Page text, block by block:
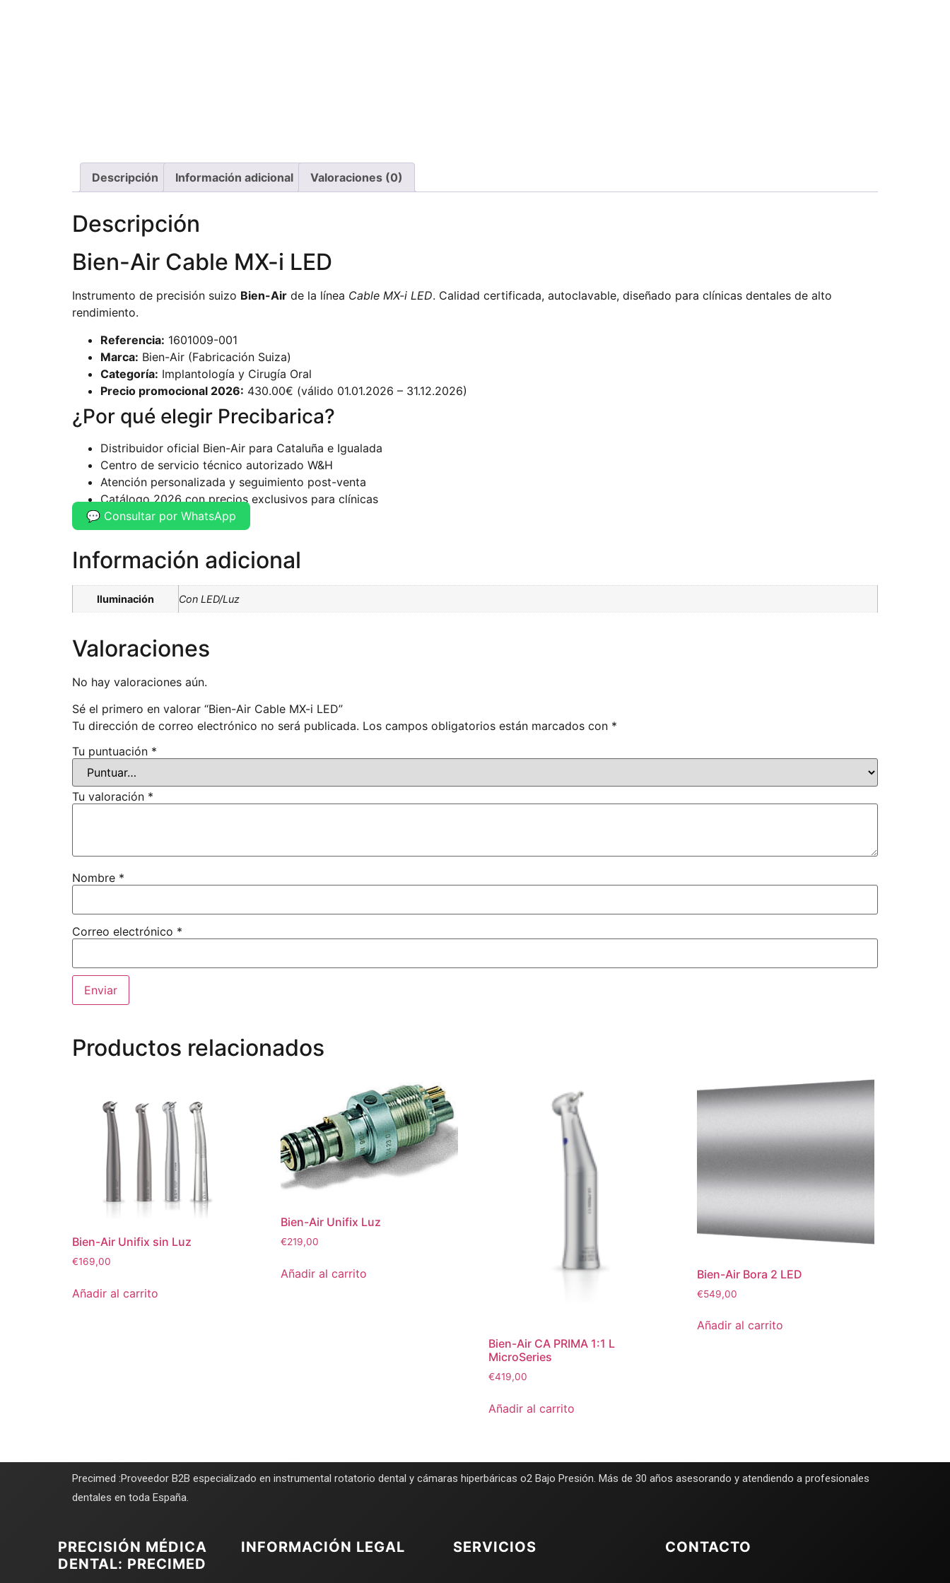
Descripción Información adicional Valoraciones (0)
Descripción
Bien-Air Cable MX-i LED
Instrumento de precisión suizo Bien-Air de la línea Cable MX-i LED. Calidad certificada, autoclavable, diseñado para clínicas dentales de alto
rendimiento.
Referencia: 1601009-001
Marca: Bien-Air (Fabricación Suiza)
Categoría: Implantología y Cirugía Oral
Precio promocional 2026: 430.00€ (válido 01.01.2026 – 31.12.2026)
¿Por qué elegir Precibarica?
Distribuidor oficial Bien-Air para Cataluña e Igualada
Centro de servicio técnico autorizado W&H
Atención personalizada y seguimiento post-venta
Catálogo 2026 con precios exclusivos para clínicas
💬 Consultar por WhatsApp
Información adicional
Iluminación Con LED/Luz
Valoraciones
No hay valoraciones aún.
Sé el primero en valorar “Bien-Air Cable MX-i LED”
Tu dirección de correo electrónico no será publicada. Los campos obligatorios están marcados con *
Tu puntuación *
Tu valoración *
Nombre *
Correo electrónico *
Productos relacionados
Bien-Air Unifix sin Luz
€169,00
Añadir al carrito
Bien-Air Unifix Luz
€219,00
Añadir al carrito
Bien-Air CA PRIMA 1:1 L
MicroSeries
€419,00
Añadir al carrito
Bien-Air Bora 2 LED
€549,00
Añadir al carrito
Precimed :Proveedor B2B especializado en instrumental rotatorio dental y cámaras hiperbáricas o2 Bajo Presión. Más de 30 años asesorando y atendiendo a profesionales
dentales en toda España.
PRECISIÓN MÉDICA
DENTAL: PRECIMED
INFORMACIÓN LEGAL SERVICIOS CONTACTO